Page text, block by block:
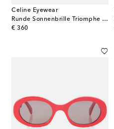
Celine Eyewear
Runde Sonnenbrille Triomphe Mini
€ 360
original price